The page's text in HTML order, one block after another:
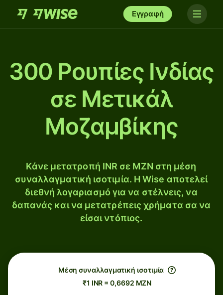
Εγγραφή
300 Ρουπίες Ινδίας
σε Μετικάλ
Μοζαμβίκης
Κάνε μετατροπή INR σε MZN στη μέση
συναλλαγματική ισοτιμία. Η Wise αποτελεί
διεθνή λογαριασμό για να στέλνεις, να
δαπανάς και να μετατρέπεις χρήματα σα να
είσαι ντόπιος.
Μέση συναλλαγματική ισοτιμία
₹1 INR = 0,6692 MZN